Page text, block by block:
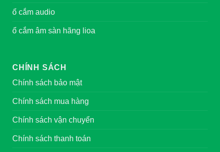
ổ cắm audio
ổ cắm âm sàn hãng lioa
CHÍNH SÁCH
Chính sách bảo mật
Chính sách mua hàng
Chính sách vận chuyển
Chính sách thanh toán